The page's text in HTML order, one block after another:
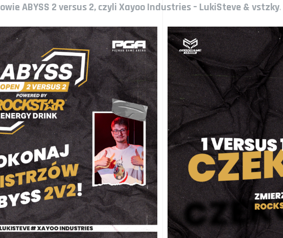
ABYSS 2 versus 2, czyli Xayoo Industries – LukiSteve & vstzky.